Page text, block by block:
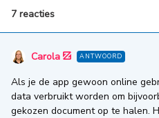
7 reacties
Carola ANTWOORD
Als je de app gewoon online
data verbruikt worden om
gekozen document op te halen.